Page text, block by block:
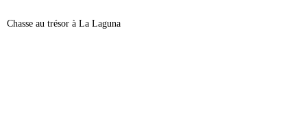
Chasse au trésor à La Laguna